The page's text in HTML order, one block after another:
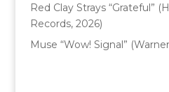
Red Clay Strays “Grateful”
Records, 2026)
Muse “Wow! Signal”